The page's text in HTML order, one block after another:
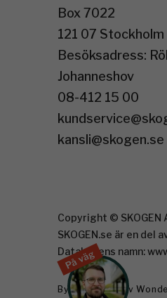
På väg
Box 7022
121 07 Stockholm
Besöksadress:
Johanneshov
08-412 15 00
kansli@skogen.se
Copyright © SKOGEN
SKOGEN.se är en del
Databasens namn:
Byggd med av